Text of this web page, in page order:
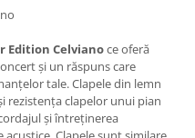
Edition Celvianoce oferă
și un răspuns care
tale. Clapele din lemn
rezistența clapelor unui pian
și întreținerea